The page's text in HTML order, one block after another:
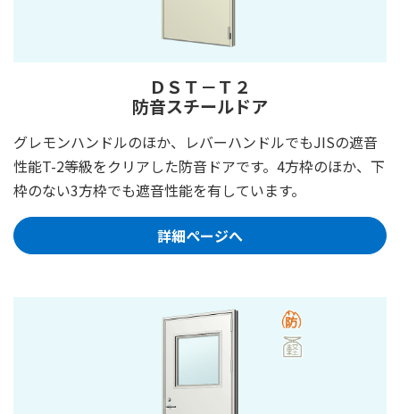
ＤＳＴ－Ｔ２
防音スチールドア
グレモンハンドルのほか、レバーハンドルでもJISの遮音
性能T-2等級をクリアした防音ドアです。4方枠のほか、下
枠のない3方枠でも遮音性能を有しています。
詳細ページへ